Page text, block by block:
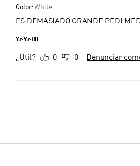
Color: White
ES DEMASIADO GRANDE PEDI
YeYeiiii
¿Útil? 0 0 Denunciar